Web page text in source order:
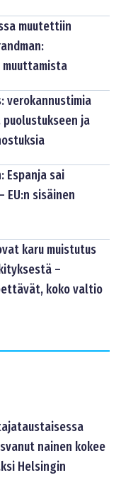
muutettiin
verokannustimia
ja
Espanja sai
sisäinen
karu muistutus
–
koko valtio
nainen kokee
Helsingin